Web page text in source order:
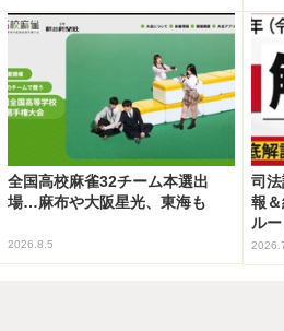
全国高校麻雀32チーム本選出
場…麻布や大阪星光、東海も
2026.8.5
司
報
ルー